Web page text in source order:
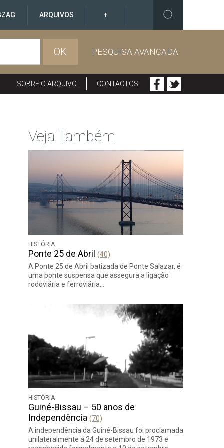
ARQUIVOS +
OK PESQUISA AVANÇADA
SOBRE O ARQUIVO CONTACTOS
Veja Também
HISTÓRIA
Ponte 25 de Abril (40)
A Ponte 25 de Abril batizada de Ponte Salazar, é
uma ponte suspensa que assegura a ligação
rodoviária e ferroviária…
HISTÓRIA
Guiné-Bissau – 50 anos de
Independência (70)
A independência da Guiné-Bissau foi proclamada
unilateralmente a 24 de setembro de 1973 e